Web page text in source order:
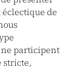
de
ne participent
stricte,